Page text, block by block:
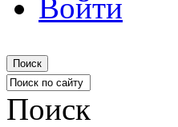
Войти
Поиск
Поиск